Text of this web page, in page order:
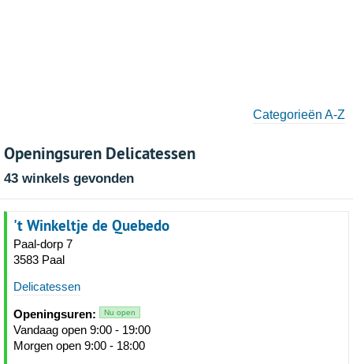
Categorieën A-Z
Openingsuren Delicatessen
43 winkels gevonden
't Winkeltje de Quebedo
Paal-dorp 7
3583 Paal
Delicatessen
Openingsuren: Nu open
Vandaag open 9:00 - 19:00
Morgen open 9:00 - 18:00